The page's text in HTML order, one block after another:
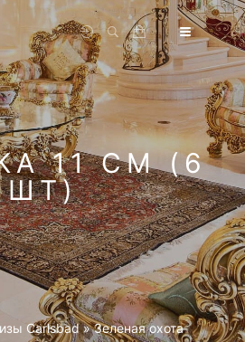
11 СМ (6
ШТ)
Carlsbad »Зеленая охота